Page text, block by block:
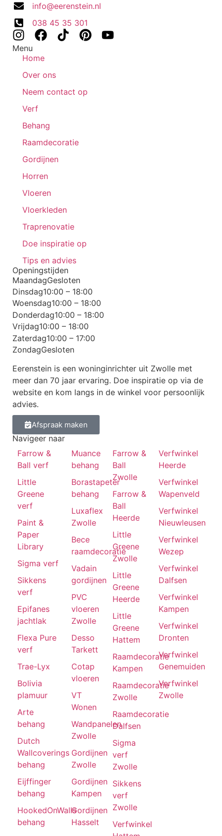
info@eerenstein.nl
038 45 35 301
Menu
Home
Over ons
Neem contact op
Verf
Behang
Raamdecoratie
Gordijnen
Horren
Vloeren
Vloerkleden
Traprenovatie
Doe inspiratie op
Tips en advies
Openingstijden
MaandagGesloten
Dinsdag10:00 – 18:00
Woensdag10:00 – 18:00
Donderdag10:00 – 18:00
Vrijdag10:00 – 18:00
Zaterdag10:00 – 17:00
ZondagGesloten
Eerenstein is een woninginrichter uit Zwolle met
meer dan 70 jaar ervaring. Doe inspiratie op via de
website en kom langs in de winkel voor persoonlijk
advies.
Afspraak maken
Navigeer naar
Farrow &
Ball verf
Little
Greene
verf
Paint &
Paper
Library
Sigma verf
Sikkens
verf
Epifanes
jachtlak
Flexa Pure
verf
Trae-Lyx
Bolivia
plamuur
Arte
behang
Dutch
Wallcoverings
behang
Eijffinger
behang
HookedOnWalls
behang
Muance
behang
Borastapeter
behang
Luxaflex
Zwolle
Bece
raamdecoratie
Vadain
gordijnen
PVC
vloeren
Zwolle
Desso
Tarkett
Cotap
vloeren
VT
Wonen
Wandpanelen
Zwolle
Gordijnen
Zwolle
Gordijnen
Kampen
Gordijnen
Hasselt
Farrow &
Ball
Zwolle
Farrow &
Ball
Heerde
Little
Greene
Zwolle
Little
Greene
Heerde
Little
Greene
Hattem
Raamdecoratie
Kampen
Raamdecoratie
Zwolle
Raamdecoratie
Dalfsen
Sigma
verf
Zwolle
Sikkens
verf
Zwolle
Verfwinkel
Verfwinkel
Heerde
Verfwinkel
Wapenveld
Verfwinkel
Nieuwleusen
Verfwinkel
Wezep
Verfwinkel
Dalfsen
Verfwinkel
Kampen
Verfwinkel
Dronten
Verfwinkel
Genemuiden
Verfwinkel
Zwolle